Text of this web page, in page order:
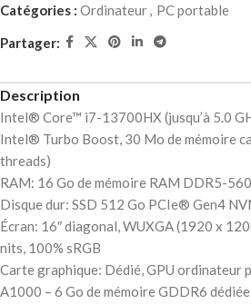
Catégories : Ordinateur, PC portable
Partager:
Description
Intel® Core™ i7-13700HX (jusqu’à 5.0
Intel® Turbo Boost, 30 Mo de mémoire
threads)
RAM: 16 Go de mémoire RAM DDR5-
Disque dur: SSD 512 Go PCIe® Gen4
Écran: 16″ diagonal, WUXGA (1920 x
nits, 100% sRGB
Carte graphique: Dédié, GPU ordinateur
A1000 – 6 Go de mémoire GDDR6 dédiée